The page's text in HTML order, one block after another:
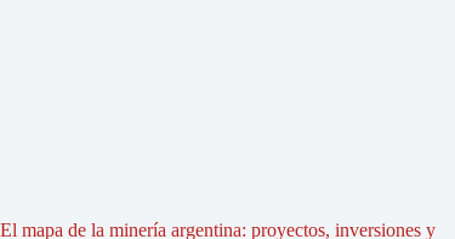
El mapa de la minería argentina: proyectos, inversiones y